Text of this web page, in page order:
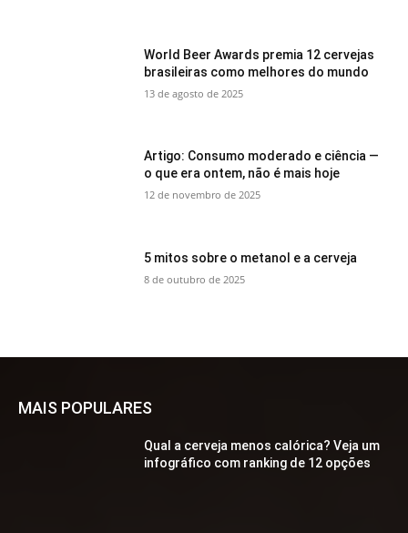
World Beer Awards premia 12 cervejas
brasileiras como melhores do mundo
13 de agosto de 2025
Artigo: Consumo moderado e ciência —
o que era ontem, não é mais hoje
12 de novembro de 2025
5 mitos sobre o metanol e a cerveja
8 de outubro de 2025
MAIS POPULARES
Qual a cerveja menos calórica? Veja um
infográfico com ranking de 12 opções